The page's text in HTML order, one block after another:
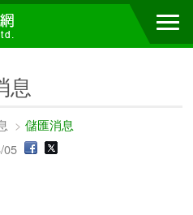
息
>儲匯消息
05